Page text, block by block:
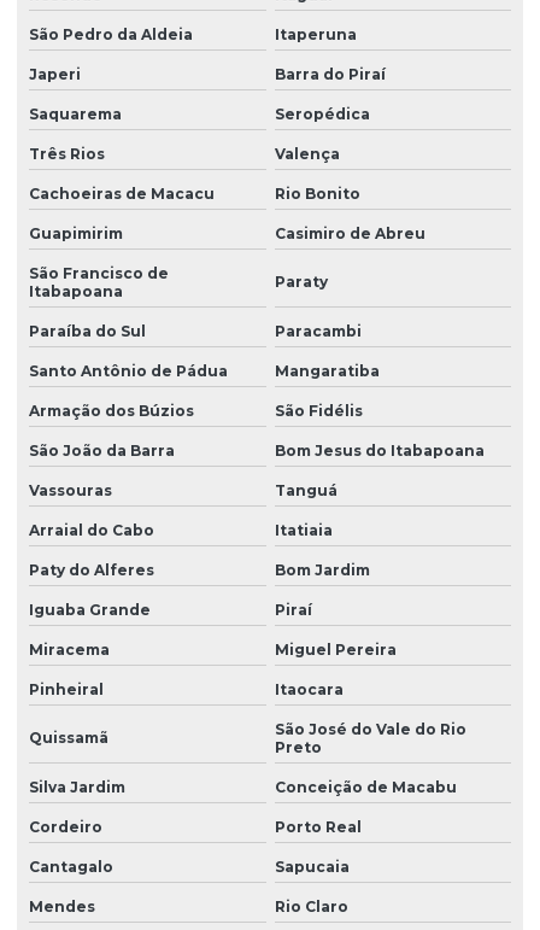
São Pedro da Aldeia Itaperuna
Japeri Barra do Piraí
Saquarema Seropédica
Três Rios Valença
Cachoeiras de Macacu Rio Bonito
Guapimirim Casimiro de Abreu
São Francisco de
Itabapoana
Paraty
Paraíba do Sul Paracambi
Santo Antônio de Pádua Mangaratiba
Armação dos Búzios São Fidélis
São João da Barra Bom Jesus do Itabapoana
Vassouras Tanguá
Arraial do Cabo Itatiaia
Paty do Alferes Bom Jardim
Iguaba Grande Piraí
Miracema Miguel Pereira
Pinheiral Itaocara
Quissamã
São José do Vale do Rio
Preto
Silva Jardim Conceição de Macabu
Cordeiro Porto Real
Cantagalo Sapucaia
Mendes Rio Claro